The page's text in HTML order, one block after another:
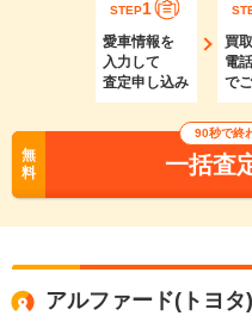
STEP1
愛車情報を
入力して
査定申し込み
買
電
で
無
料
90秒で終
一括査
アルファード(トヨ